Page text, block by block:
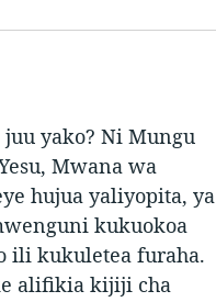
yako? Ni Mungu
Mwana wa
hujua yaliyopita, ya
kukuokoa
ili kukuletea furaha.
alifikia kijiji cha